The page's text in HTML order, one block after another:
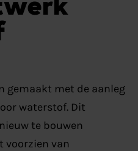
gemaakt met de aanleg
waterstof. Dit
te bouwen
voorzien van